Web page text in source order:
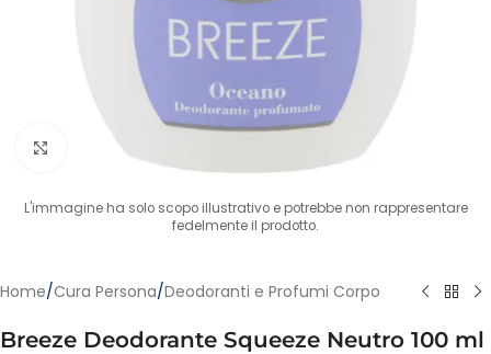
Clicca per ingrandire
L'immagine ha solo scopo illustrativo e potrebbe non rappresentare
fedelmente il prodotto.
Home/Cura Persona/Deodoranti e Profumi Corpo
Breeze Deodorante Squeeze Neutro 100 ml